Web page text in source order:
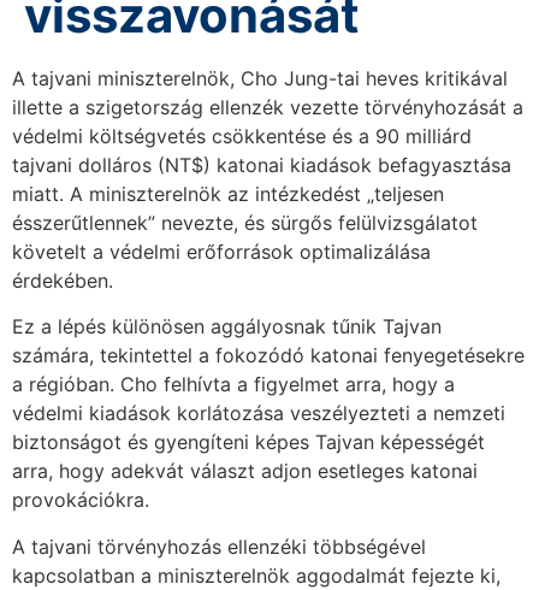
visszavonását
A tajvani miniszterelnök, Cho Jung-tai heves kritikával
illette a szigetország ellenzék vezette törvényhozását a
védelmi költségvetés csökkentése és a 90 milliárd
tajvani dolláros (NT$) katonai kiadások befagyasztása
miatt. A miniszterelnök az intézkedést „teljesen
ésszerűtlennek” nevezte, és sürgős felülvizsgálatot
követelt a védelmi erőforrások optimalizálása
érdekében.
Ez a lépés különösen aggályosnak tűnik Tajvan
számára, tekintettel a fokozódó katonai fenyegetésekre
a régióban. Cho felhívta a figyelmet arra, hogy a
védelmi kiadások korlátozása veszélyezteti a nemzeti
biztonságot és gyengíteni képes Tajvan képességét
arra, hogy adekvát választ adjon esetleges katonai
provokációkra.
A tajvani törvényhozás ellenzéki többségével
kapcsolatban a miniszterelnök aggodalmát fejezte ki,